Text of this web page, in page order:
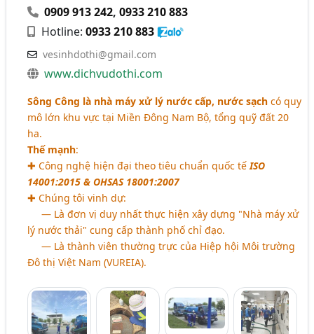
0909 913 242,0933 210 883
Hotline:0933 210 883
vesinhdothi@gmail.com
www.dichvudothi.com
Sông Công là nhà máy xử lý nước cấp, nước sạch có quy
mô lớn khu vực tại Miền Đông Nam Bộ, tổng quỹ đất 20
ha.
Thế mạnh:
✚ Công nghệ hiện đại theo tiêu chuẩn quốc tếISO
14001:2015 & OHSAS 18001:2007
✚ Chúng tôi vinh dự:
― Là đơn vị duy nhất thực hiện xây dựng "Nhà máy xử
lý nước thải" cung cấp thành phố chỉ đạo.
― Là thành viên thường trực của Hiệp hội Môi trường
Đô thị Việt Nam (VUREIA).